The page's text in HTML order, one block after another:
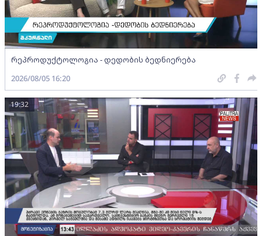
რეპროდუქტოლოგია - დედობის ბედნიერება
2026/08/05 16:20
19:32